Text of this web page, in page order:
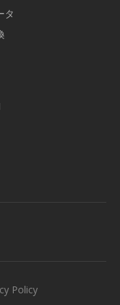
タ
Policy